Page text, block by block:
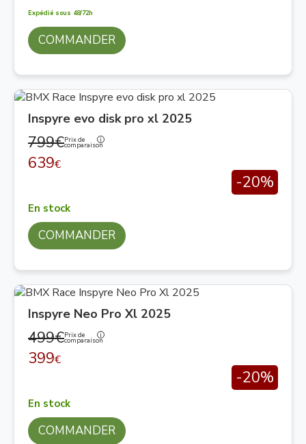
Expédié sous 48/72h
COMMANDER
Inspyre evo disk pro xl 2025
799€Prix de
comparaison
639€
-20%
En stock
COMMANDER
Inspyre Neo Pro Xl 2025
499€Prix de
comparaison
399€
-20%
En stock
COMMANDER